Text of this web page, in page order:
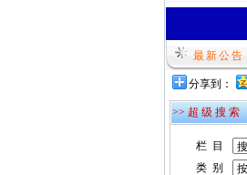
最新公告
分享到：
>> 超 级 搜 索
栏 目
类 别